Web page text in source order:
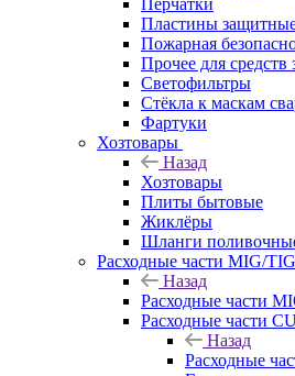
Перчатки
Пластины
Пожарная
Прочее для
Светофильтры
Стёкла к маскам
Фартуки
Хозтовары
Назад
Хозтовары
Плиты бытовые
Жиклёры
Шланги
Расходные части MIG/
Назад
Расходные части
Расходные части
Назад
Расходные